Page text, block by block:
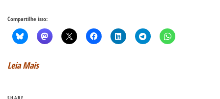
Compartilhe isso:
Leia Mais
SHARE